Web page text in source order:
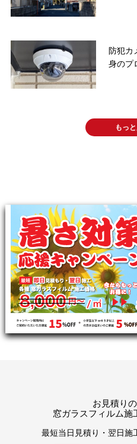
防犯カ
身のプ
もっ
お見積り
窓ガラスフィルム施
最短当⽇⾒積り・翌⽇施